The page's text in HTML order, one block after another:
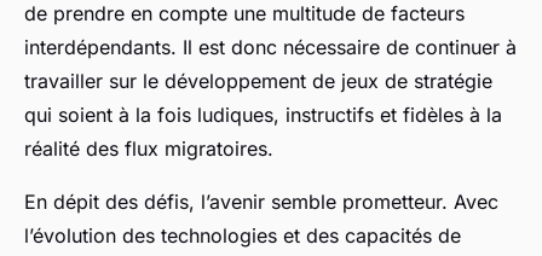
de prendre en compte une multitude de facteurs
interdépendants. Il est donc nécessaire de continuer à
travailler sur le développement de jeux de stratégie
qui soient à la fois ludiques, instructifs et fidèles à la
réalité des flux migratoires.
En dépit des défis, l’avenir semble prometteur. Avec
l’évolution des technologies et des capacités de